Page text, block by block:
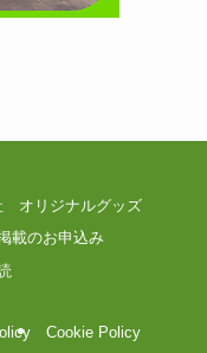
オリジナルグッズ
載のお申込み
Cookie Policy